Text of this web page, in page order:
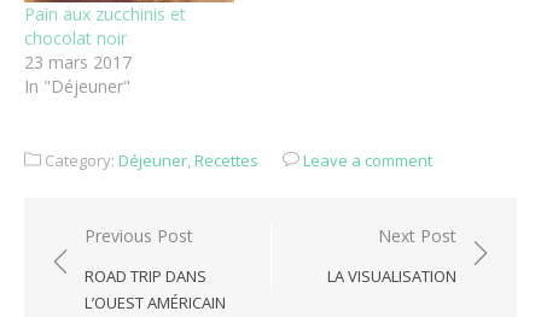
Pain aux zucchinis et
chocolat noir
23 mars 2017
In "Déjeuner"
Category: Déjeuner Recettes Leave a comment
Navigation
de
l'article
Previous Post
ROAD TRIP DANS
L’OUEST AMÉRICAIN
Next Post
LA VISUALISATION